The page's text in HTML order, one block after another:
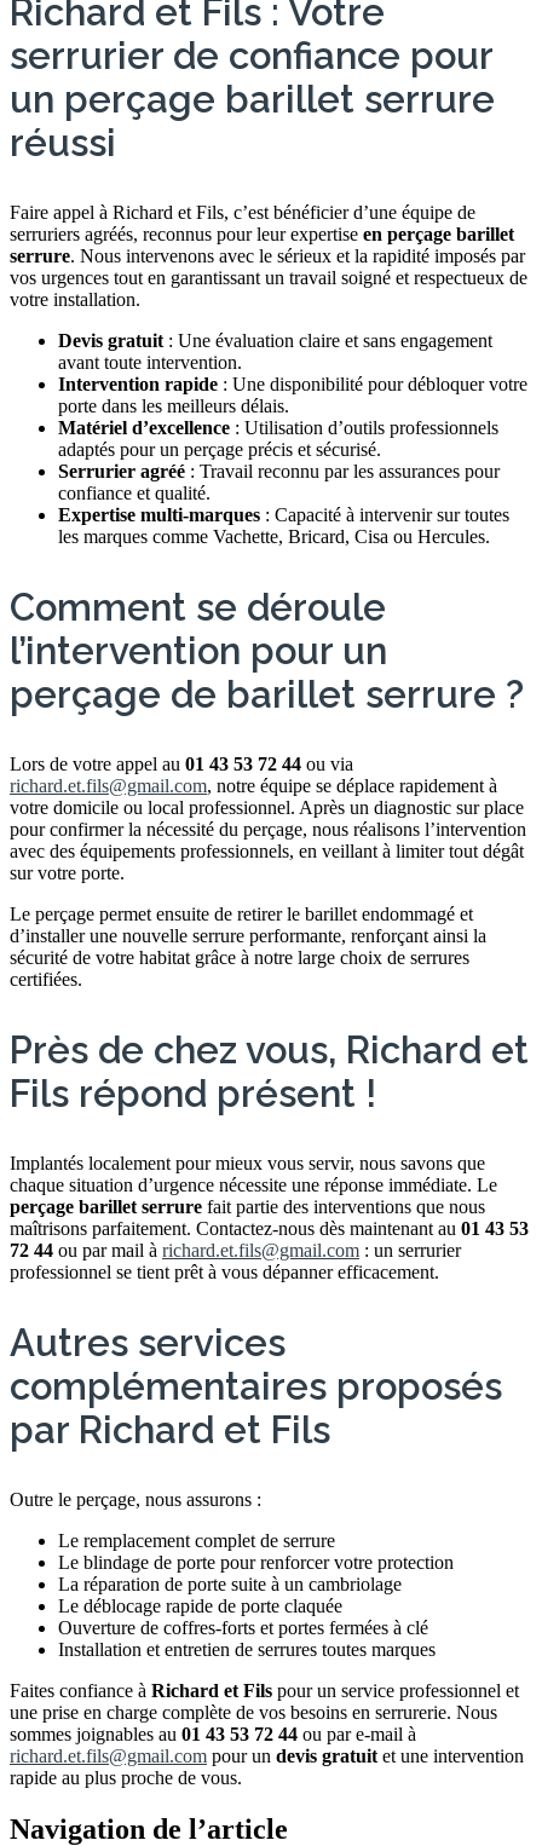
Richard et Fils : Votre
serrurier de confiance pour
un perçage barillet serrure
réussi
Faire appel à Richard et Fils, c’est bénéficier d’une équipe de
serruriers agréés, reconnus pour leur expertise en perçage barillet
serrure. Nous intervenons avec le sérieux et la rapidité imposés par
vos urgences tout en garantissant un travail soigné et respectueux de
votre installation.
Devis gratuit : Une évaluation claire et sans engagement
avant toute intervention.
Intervention rapide : Une disponibilité pour débloquer votre
porte dans les meilleurs délais.
Matériel d’excellence : Utilisation d’outils professionnels
adaptés pour un perçage précis et sécurisé.
Serrurier agréé : Travail reconnu par les assurances pour
confiance et qualité.
Expertise multi-marques : Capacité à intervenir sur toutes
les marques comme Vachette, Bricard, Cisa ou Hercules.
Comment se déroule
l’intervention pour un
perçage de barillet serrure ?
Lors de votre appel au 01 43 53 72 44 ou via
richard.et.fils@gmail.com, notre équipe se déplace rapidement à
votre domicile ou local professionnel. Après un diagnostic sur place
pour confirmer la nécessité du perçage, nous réalisons l’intervention
avec des équipements professionnels, en veillant à limiter tout dégât
sur votre porte.
Le perçage permet ensuite de retirer le barillet endommagé et
d’installer une nouvelle serrure performante, renforçant ainsi la
sécurité de votre habitat grâce à notre large choix de serrures
certifiées.
Près de chez vous, Richard et
Fils répond présent !
Implantés localement pour mieux vous servir, nous savons que
chaque situation d’urgence nécessite une réponse immédiate. Le
perçage barillet serrure fait partie des interventions que nous
maîtrisons parfaitement. Contactez-nous dès maintenant au 01 43 53
72 44 ou par mail à richard.et.fils@gmail.com : un serrurier
professionnel se tient prêt à vous dépanner efficacement.
Autres services
complémentaires proposés
par Richard et Fils
Outre le perçage, nous assurons :
Le remplacement complet de serrure
Le blindage de porte pour renforcer votre protection
La réparation de porte suite à un cambriolage
Le déblocage rapide de porte claquée
Ouverture de coffres-forts et portes fermées à clé
Installation et entretien de serrures toutes marques
Faites confiance à Richard et Fils pour un service professionnel et
une prise en charge complète de vos besoins en serrurerie. Nous
sommes joignables au 01 43 53 72 44 ou par e-mail à
richard.et.fils@gmail.com pour un devis gratuit et une intervention
rapide au plus proche de vous.
Navigation de l’article